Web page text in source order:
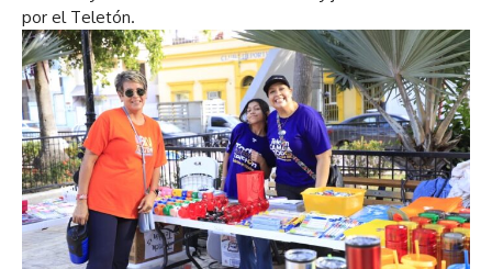
por el Teletón.